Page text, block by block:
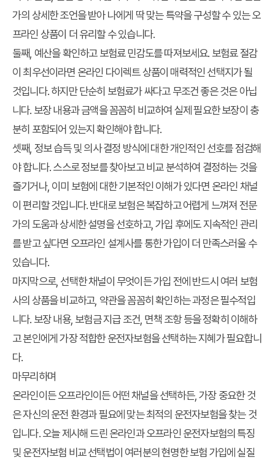
가의 상세한 조언을 받아 나에게 딱 맞는 특약을 구성할 수 있는 오
프라인 상품이 더 유리할 수 있습니다.
둘째, 예산을 확인하고 보험료 민감도를 따져보세요. 보험료 절감
이 최우선이라면 온라인 다이렉트 상품이 매력적인 선택지가 될
것입니다. 하지만 단순히 보험료가 싸다고 무조건 좋은 것은 아닙
니다. 보장 내용과 금액을 꼼꼼히 비교하여 실제 필요한 보장이 충
분히 포함되어 있는지 확인해야 합니다.
셋째, 정보 습득 및 의사 결정 방식에 대한 개인적인 선호를 점검해
야 합니다. 스스로 정보를 찾아보고 비교 분석하여 결정하는 것을
즐기거나, 이미 보험에 대한 기본적인 이해가 있다면 온라인 채널
이 편리할 것입니다. 반대로 보험은 복잡하고 어렵게 느껴져 전문
가의 도움과 상세한 설명을 선호하고, 가입 후에도 지속적인 관리
를 받고 싶다면 오프라인 설계사를 통한 가입이 더 만족스러울 수
있습니다.
마지막으로, 선택한 채널이 무엇이든 가입 전에 반드시 여러 보험
사의 상품을 비교하고, 약관을 꼼꼼히 확인하는 과정은 필수적입
니다. 보장 내용, 보험금 지급 조건, 면책 조항 등을 정확히 이해하
고 본인에게 가장 적합한운전자보험을 선택하는 지혜가 필요합니
다.
마무리하며
온라인이든 오프라인이든 어떤 채널을 선택하든, 가장 중요한 것
은 자신의 운전 환경과 필요에 맞는 최적의 운전자보험을 찾는 것
입니다. 오늘 제시해 드린 온라인과 오프라인 운전자보험의 특징
및운전자보험 비교 선택법이 여러분의 현명한 보험 가입에 실질